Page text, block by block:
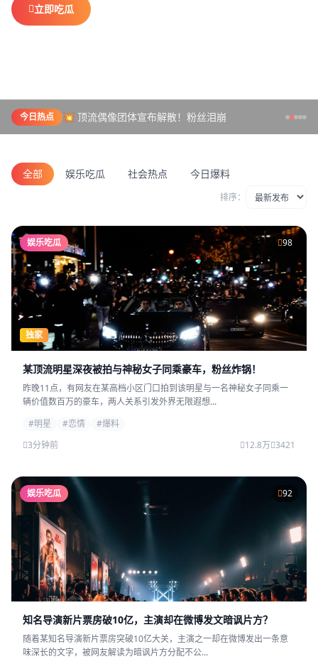
立即吃瓜
今日热点 💥 顶流偶像团体宣布解散！粉丝泪崩
全部 娱乐吃瓜 社会热点 今日爆料
排序：
娱乐吃瓜 98
独家
某顶流明星深夜被拍与神秘女子同乘豪车，粉丝炸锅！
昨晚11点，有网友在某高档小区门口拍到该明星与一名神秘女子同乘一
辆价值数百万的豪车，两人关系引发外界无限遐想...
#明星
#恋情
#爆料
3分钟前
12.8万 3421
娱乐吃瓜 92
知名导演新片票房破10亿，主演却在微博发文暗讽片方？
随着某知名导演新片票房突破10亿大关，主演之一却在微博发出一条意
味深长的文字，被网友解读为暗讽片方分配不公...